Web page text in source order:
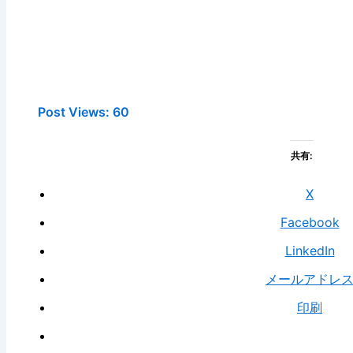
Post Views: 60
共有:
X
Facebook
LinkedIn
メールアドレス
印刷